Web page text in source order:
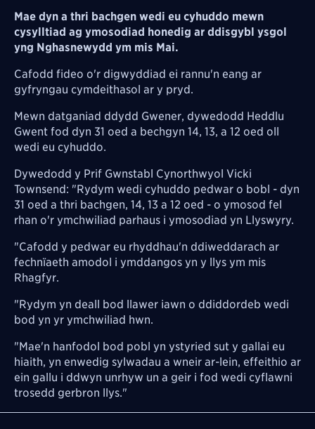
Mae dyn a thri bachgen wedi eu cyhuddo mewn
cysylltiad ag ymosodiad honedig ar ddisgybl ysgol
yng Nghasnewydd ym mis Mai.
Cafodd fideo o'r digwyddiad ei rannu'n eang ar
gyfryngau cymdeithasol ar y pryd.
Mewn datganiad ddydd Gwener, dywedodd Heddlu
Gwent fod dyn 31 oed a bechgyn 14, 13, a 12 oed oll
wedi eu cyhuddo.
Dywedodd y Prif Gwnstabl Cynorthwyol Vicki
Townsend: "Rydym wedi cyhuddo pedwar o bobl - dyn
31 oed a thri bachgen, 14, 13 a 12 oed - o ymosod fel
rhan o'r ymchwiliad parhaus i ymosodiad yn Llyswyry.
"Cafodd y pedwar eu rhyddhau'n ddiweddarach ar
fechnïaeth amodol i ymddangos yn y llys ym mis
Rhagfyr.
"Rydym yn deall bod llawer iawn o ddiddordeb wedi
bod yn yr ymchwiliad hwn.
"Mae'n hanfodol bod pobl yn ystyried sut y gallai eu
hiaith, yn enwedig sylwadau a wneir ar-lein, effeithio ar
ein gallu i ddwyn unrhyw un a geir i fod wedi cyflawni
trosedd gerbron llys."